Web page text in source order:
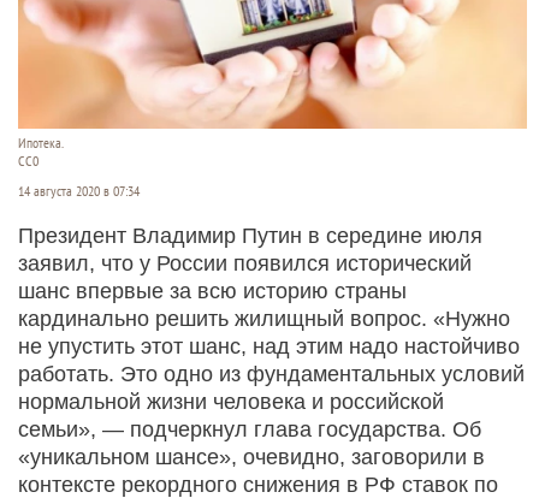
Ипотека.
СС0
14 августа 2020 в 07:34
Президент Владимир Путин в середине июля
заявил, что у России появился исторический
шанс впервые за всю историю страны
кардинально решить жилищный вопрос. «Нужно
не упустить этот шанс, над этим надо настойчиво
работать. Это одно из фундаментальных условий
нормальной жизни человека и российской
семьи», — подчеркнул глава государства. Об
«уникальном шансе», очевидно, заговорили в
контексте рекордного снижения в РФ ставок по